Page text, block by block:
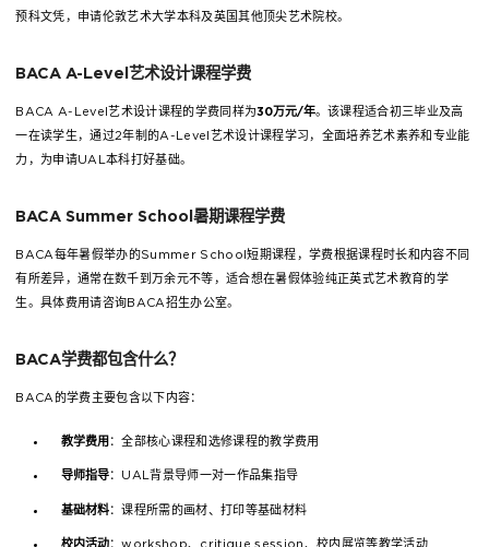
预科文凭，申请伦敦艺术大学本科及英国其他顶尖艺术院校。
BACA A-Level艺术设计课程学费
BACA A-Level艺术设计课程的学费同样为30万元/年。该课程适合初三毕业及高
一在读学生，通过2年制的A-Level艺术设计课程学习，全面培养艺术素养和专业能
力，为申请UAL本科打好基础。
BACA Summer School暑期课程学费
BACA每年暑假举办的Summer School短期课程，学费根据课程时长和内容不同
有所差异，通常在数千到万余元不等，适合想在暑假体验纯正英式艺术教育的学
生。具体费用请咨询BACA招生办公室。
BACA学费都包含什么？
BACA的学费主要包含以下内容：
教学费用 ：全部核心课程和选修课程的教学费用
导师指导：UAL背景导师一对一作品集指导
基础材料：课程所需的画材、打印等基础材料
校内活动：workshop、critique session、校内展览等教学活动